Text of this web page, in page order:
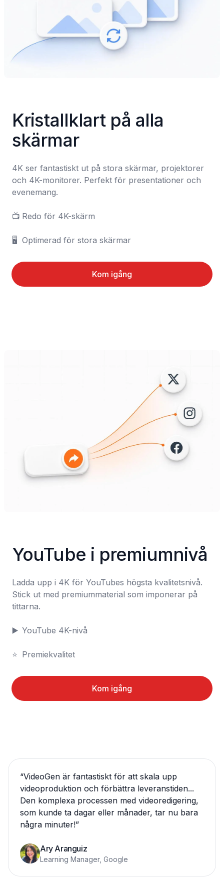
Kristallklart på alla
skärmar
4K ser fantastiskt ut på stora skärmar, projektorer
och 4K-monitorer. Perfekt för presentationer och
evenemang.
📺	Redo för 4K-skärm
🖥️	Optimerad för stora skärmar
Kom igång
YouTube i premiumnivå
Ladda upp i 4K för YouTubes högsta kvalitetsnivå.
Stick ut med premiummaterial som imponerar på
tittarna.
▶️	YouTube 4K-nivå
⭐	Premiekvalitet
Kom igång
“VideoGen är fantastiskt för att skala upp
videoproduktion och förbättra leveranstiden...
Den komplexa processen med videoredigering,
som kunde ta dagar eller månader, tar nu bara
några minuter!”
Ary Aranguiz
Learning Manager, Google